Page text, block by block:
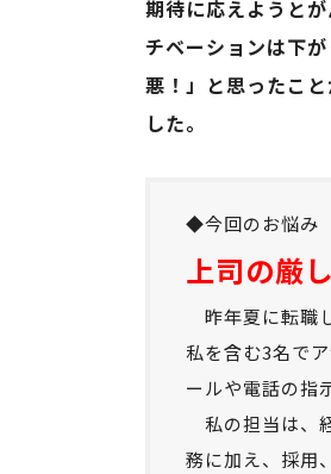
期待に応えようと
チベーションは下
悪！」と思ったこ
した。
◆今回のお悩み
上司の厳
昨年夏に転職
私を含む3名で
ールや電話の指
私の担当は、
務に加え、採用